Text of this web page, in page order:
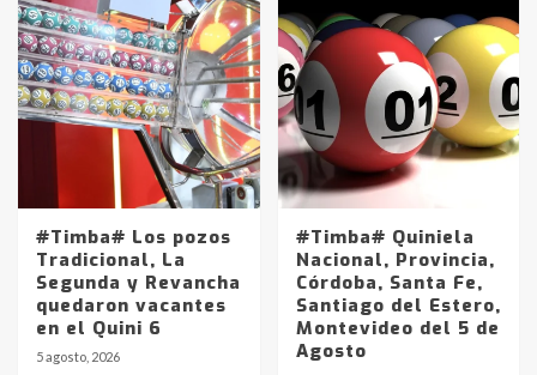
#Timba# Los pozos
Tradicional, La
Segunda y Revancha
quedaron vacantes
en el Quini 6
5 agosto, 2026
#Timba# Quiniela
Nacional, Provincia,
Córdoba, Santa Fe,
Santiago del Estero,
Montevideo del 5 de
Agosto
Identidad de los adolescentes